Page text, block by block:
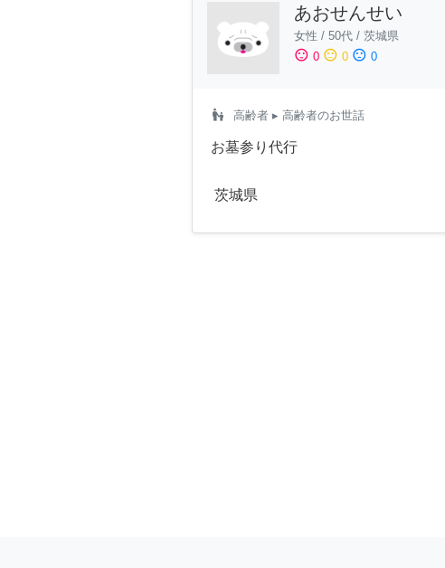
あおせんせい
女性 / 50代 / 茨城県
sentiment_satisfied 0 sentiment_neutral 0 sentiment_dissatisfied 0
escalator_warning 高齢者 ▸ 高齢者のお世話
お墓参り代行
茨城県